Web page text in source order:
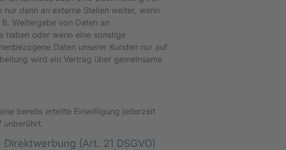
dann an externe Stellen weiter, wenn
Weitergabe von Daten an
haben oder wenn eine sonstige
Daten unserer Kunden nur auf
wird ein Vertrag über gemeinsame
bereits erteilte Einwilligung jederzeit
(Art. 21 DSGVO)